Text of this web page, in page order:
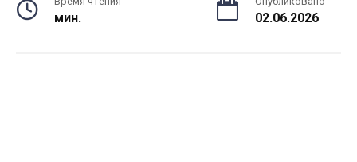
мин. 02.06.2026